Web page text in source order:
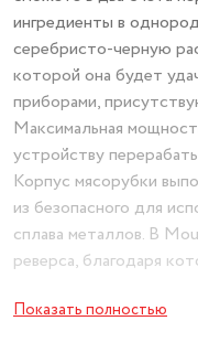
ингредиенты в
серебристо-черную
которой она будет
приборами,
Максимальная
устройству
Корпус мясорубки
из безопасного для
сплава металлов. В
реверса, благодаря
беспрепятственную
Показать полностью